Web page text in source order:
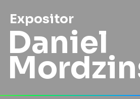
Expositor
Daniel